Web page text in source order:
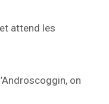
attend les
on